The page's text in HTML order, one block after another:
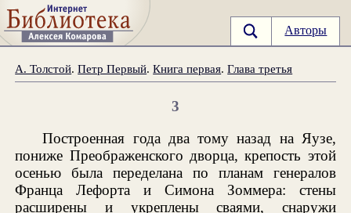
Авторы
А. Толстой.Петр Первый.Книга первая.Глава третья
3
Построенная года два тому назад на Яузе,
пониже Преображенского дворца, крепость этой
осенью была переделана по планам генералов
Франца Лефорта и Симона Зоммера: стены
расширены и укреплены сваями, снаружи